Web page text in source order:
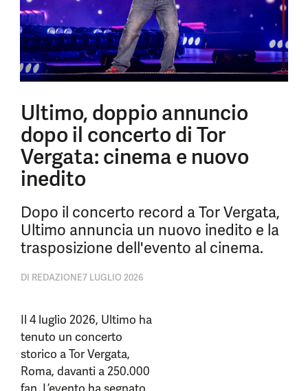
Ultimo, doppio annuncio
dopo il concerto di Tor
Vergata: cinema e nuovo
inedito
Dopo il concerto record a Tor Vergata,
Ultimo annuncia un nuovo inedito e la
trasposizione dell'evento al cinema.
DI REDAZIONE7 LUGLIO 2026
Il 4 luglio 2026, Ultimo ha
tenuto un concerto
storico a Tor Vergata,
Roma, davanti a 250.000